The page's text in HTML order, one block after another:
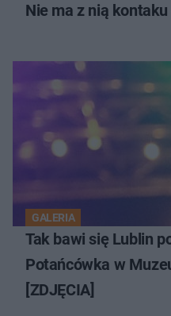
Nie ma z nią
GALERIA
Tak bawi się Lublin
Potańcówka w
[ZDJĘCIA]